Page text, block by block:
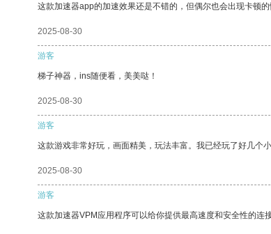
这款加速器app的加速效果还是不错的，但偶尔也会出现卡顿的
2025-08-30
游客
梯子神器，ins随便看，美美哒！
2025-08-30
游客
这款游戏非常好玩，画面精美，玩法丰富。我已经玩了好几个小
2025-08-30
游客
这款加速器VPM应用程序可以给你提供最高速度和安全性的连